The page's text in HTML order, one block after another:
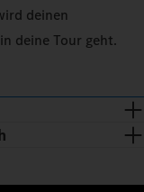
deinen
deine Tour geht.